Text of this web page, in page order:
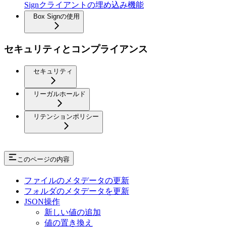
Signクライアントの埋め込み機能
Box Signの使用
セキュリティとコンプライアンス
セキュリティ
リーガルホールド
リテンションポリシー
このページの内容
ファイルのメタデータの更新
フォルダのメタデータを更新
JSON操作
新しい値の追加
値の置き換え